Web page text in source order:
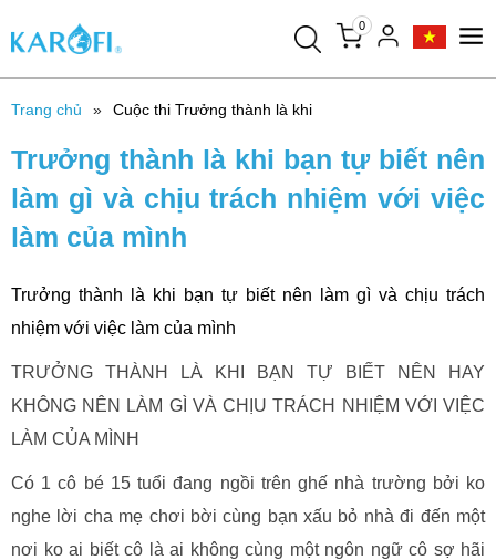
0
Trang chủ Cuộc thi Trưởng thành là khi
Trưởng thành là khi bạn tự biết nên
làm gì và chịu trách nhiệm với việc
làm của mình
Trưởng thành là khi bạn tự biết nên làm gì và chịu trách
nhiệm với việc làm của mình
TRƯỞNG THÀNH LÀ KHI BẠN TỰ BIẾT NÊN HAY
KHÔNG NÊN LÀM GÌ VÀ CHỊU TRÁCH NHIỆM VỚI VIỆC
LÀM CỦA MÌNH
Có 1 cô bé 15 tuổi đang ngồi trên ghế nhà trường bởi ko
nghe lời cha mẹ chơi bời cùng bạn xấu bỏ nhà đi đến một
nơi ko ai biết cô là ai không cùng một ngôn ngữ cô sợ hãi